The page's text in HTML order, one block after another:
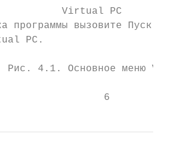
Virtual PC
программы вызовите Пуск ►
PC.
Рис. 4.1. Основное меню
6